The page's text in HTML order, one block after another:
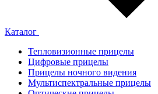
Каталог
Тепловизионные прицелы
Цифровые прицелы
Прицелы ночного видения
Мультиспектральные прицелы